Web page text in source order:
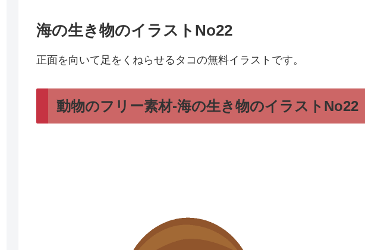
海の生き物のイラストNo22
正面を向いて足をくねらせるタコの無料イラストです。
動物のフリー素材-海の生き物のイラストNo22